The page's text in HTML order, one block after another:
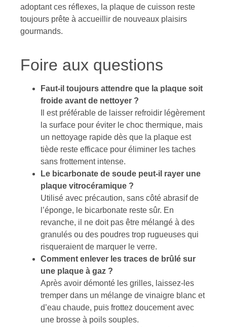
adoptant ces réflexes, la plaque de cuisson reste
toujours prête à accueillir de nouveaux plaisirs
gourmands.
Foire aux questions
Faut-il toujours attendre que la plaque soit
froide avant de nettoyer ?
Il est préférable de laisser refroidir légèrement
la surface pour éviter le choc thermique, mais
un nettoyage rapide dès que la plaque est
tiède reste efficace pour éliminer les taches
sans frottement intense.
Le bicarbonate de soude peut-il rayer une
plaque vitrocéramique ?
Utilisé avec précaution, sans côté abrasif de
l’éponge, le bicarbonate reste sûr. En
revanche, il ne doit pas être mélangé à des
granulés ou des poudres trop rugueuses qui
risqueraient de marquer le verre.
Comment enlever les traces de brûlé sur
une plaque à gaz ?
Après avoir démonté les grilles, laissez-les
tremper dans un mélange de vinaigre blanc et
d’eau chaude, puis frottez doucement avec
une brosse à poils souples.